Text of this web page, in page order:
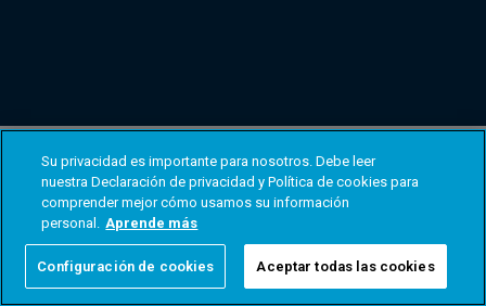
Su privacidad es importante para nosotros. Debe leer
nuestra Declaración de privacidad y Política de cookies para
comprender mejor cómo usamos su información
personal. Aprende más
Configuración de cookies Aceptar todas las cookies